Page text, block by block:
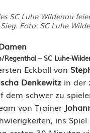
SC Luhe Wildenau
Sieg. Foto: SC Luhe
– SC Luhe-
Eckball von
Denkewitz in der
dem schwer zu
von Trainer
ins